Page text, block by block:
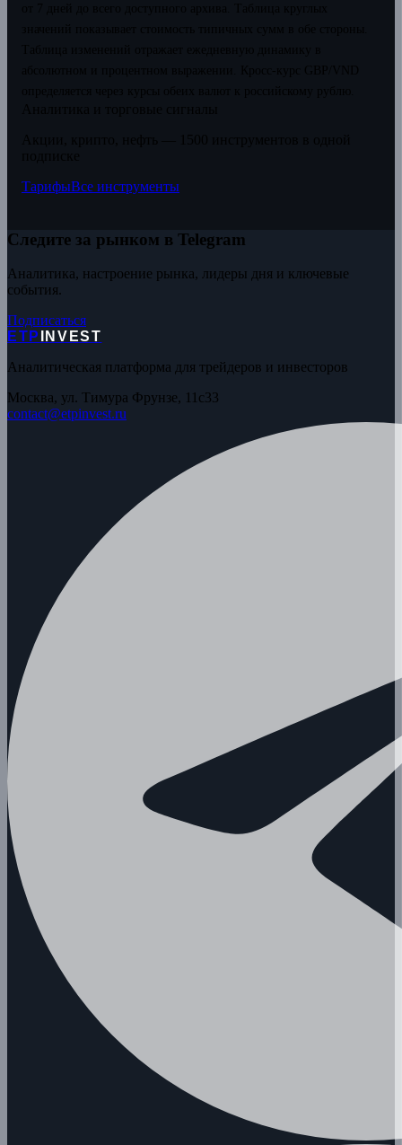
ТарифыВсе инструменты
Следите за рынком в Telegram
Аналитика, настроение рынка, лидеры дня и ключевые
события.
Подписаться
ETP
INVEST
Аналитическая платформа для трейдеров и инвесторов
Москва, ул. Тимура Фрунзе, 11с33
contact@etpinvest.ru